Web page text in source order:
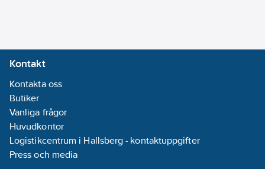
Kontakt
Kontakta oss
Butiker
Vanliga frågor
Huvudkontor
Logistikcentrum i Hallsberg - kontaktuppgifter
Press och media